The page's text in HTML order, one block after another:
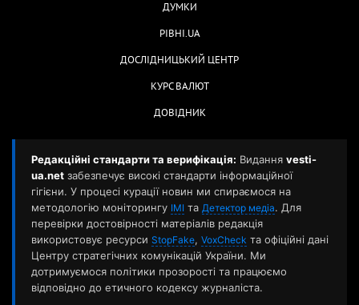
ДУМКИ
РІВНІ.UA
ДОСЛІДНИЦЬКИЙ ЦЕНТР
КУРС ВАЛЮТ
ДОВІДНИК
Редакційні стандарти та верифікація: Видання vesti-
ua.net забезпечує високі стандарти інформаційної
гігієни. У процесі курації новин ми спираємося на
методологію моніторингу ІМІ та Детектор медіа. Для
перевірки достовірності матеріалів редакція
використовує ресурси StopFake, VoxCheck та офіційні дані
Центру стратегічних комунікацій України. Ми
дотримуємося політики прозорості та працюємо
відповідно до етичного кодексу журналіста.